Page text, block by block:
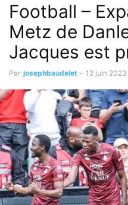
Football –
Metz de
Jacques est
Par josephbaudelet - 12 juin 2023